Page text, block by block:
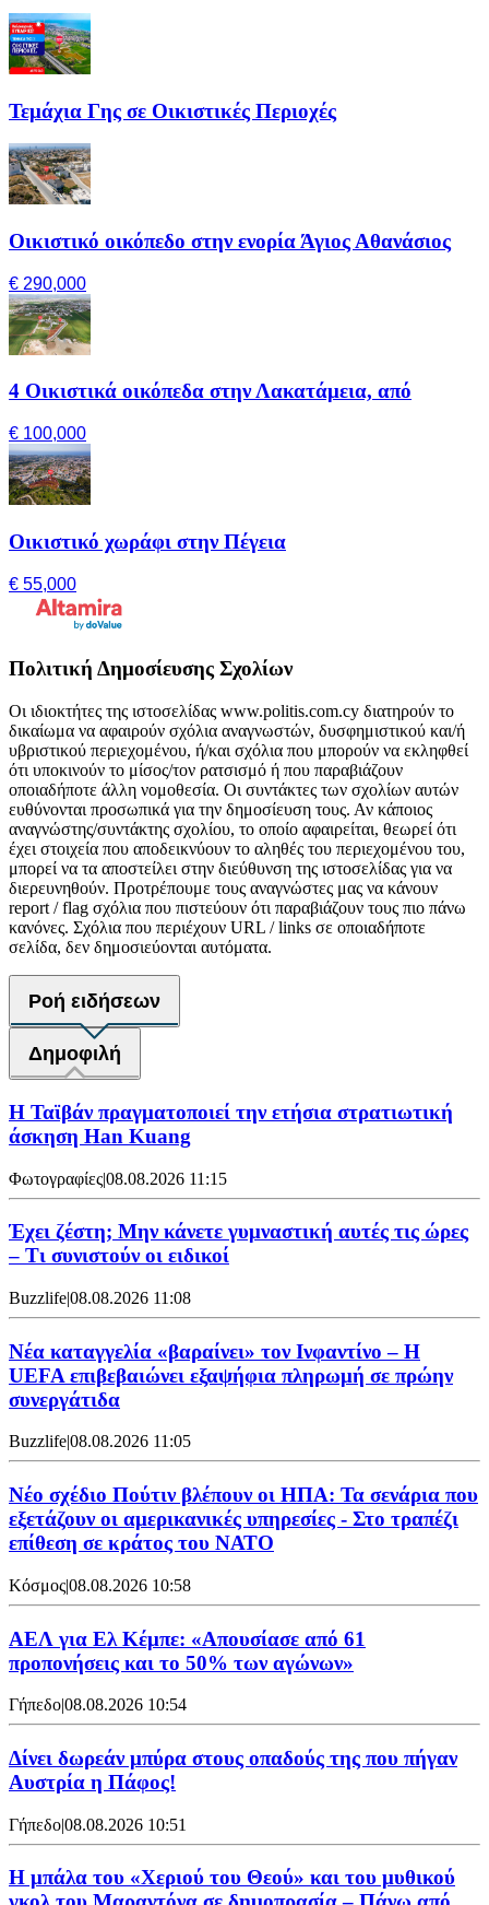
Τεμάχια Γης σε Οικιστικές Περιοχές
Οικιστικό οικόπεδο στην ενορία Άγιος Αθανάσιος
€ 290,000
4 Οικιστικά οικόπεδα στην Λακατάμεια, από
€ 100,000
Οικιστικό χωράφι στην Πέγεια
€ 55,000
Πολιτική Δημοσίευσης Σχολίων
Οι ιδιοκτήτες της ιστοσελίδας www.politis.com.cy διατηρούν το
δικαίωμα να αφαιρούν σχόλια αναγνωστών, δυσφημιστικού και/ή
υβριστικού περιεχομένου, ή/και σχόλια που μπορούν να εκληφθεί
ότι υποκινούν το μίσος/τον ρατσισμό ή που παραβιάζουν
οποιαδήποτε άλλη νομοθεσία. Οι συντάκτες των σχολίων αυτών
ευθύνονται προσωπικά για την δημοσίευση τους. Αν κάποιος
αναγνώστης/συντάκτης σχολίου, το οποίο αφαιρείται, θεωρεί ότι
έχει στοιχεία που αποδεικνύουν το αληθές του περιεχομένου του,
μπορεί να τα αποστείλει στην διεύθυνση της ιστοσελίδας για να
διερευνηθούν. Προτρέπουμε τους αναγνώστες μας να κάνουν
report / flag σχόλια που πιστεύουν ότι παραβιάζουν τους πιο πάνω
κανόνες. Σχόλια που περιέχουν URL / links σε οποιαδήποτε
σελίδα, δεν δημοσιεύονται αυτόματα.
Ροή ειδήσεων
Δημοφιλή
Η Ταϊβάν πραγματοποιεί την ετήσια στρατιωτική
άσκηση Han Kuang
Φωτογραφίες|08.08.2026 11:15
Έχει ζέστη; Μην κάνετε γυμναστική αυτές τις ώρες
– Τι συνιστούν οι ειδικοί
Buzzlife|08.08.2026 11:08
Νέα καταγγελία «βαραίνει» τον Ινφαντίνο – Η
UEFA επιβεβαιώνει εξαψήφια πληρωμή σε πρώην
συνεργάτιδα
Buzzlife|08.08.2026 11:05
Νέο σχέδιο Πούτιν βλέπουν οι ΗΠΑ: Τα σενάρια που
εξετάζουν οι αμερικανικές υπηρεσίες - Στο τραπέζι
επίθεση σε κράτος του ΝΑΤΟ
Κόσμος|08.08.2026 10:58
ΑΕΛ για Ελ Κέμπε: «Απουσίασε από 61
προπονήσεις και το 50% των αγώνων»
Γήπεδο|08.08.2026 10:54
Δίνει δωρεάν μπύρα στους οπαδούς της που πήγαν
Αυστρία η Πάφος!
Γήπεδο|08.08.2026 10:51
Η μπάλα του «Χεριού του Θεού» και του μυθικού